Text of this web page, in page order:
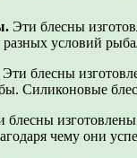
Эти блесны
условий
Эти блесны
Силиконовые
блесны
чему они